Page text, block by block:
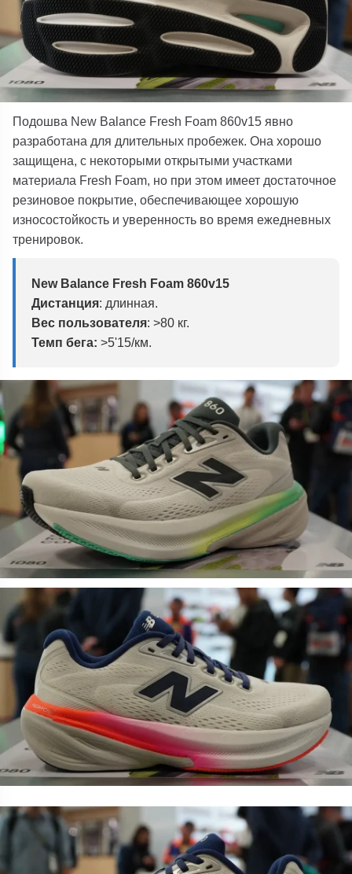
Подошва New Balance Fresh Foam 860v15 явно
разработана для длительных пробежек. Она хорошо
защищена, с некоторыми открытыми участками
материала Fresh Foam, но при этом имеет достаточное
резиновое покрытие, обеспечивающее хорошую
износостойкость и уверенность во время ежедневных
тренировок.
New Balance Fresh Foam 860v15
Дистанция: длинная.
Вес пользователя: >80 кг.
Темп бега: >5'15/км.